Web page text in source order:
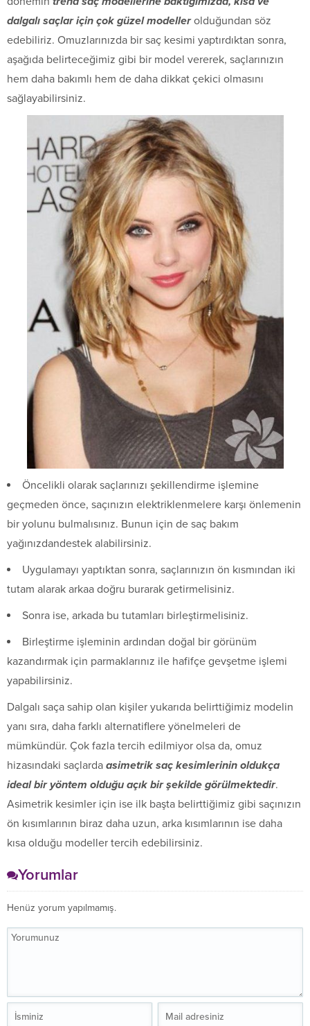
dalgalı saçlar için çok güzel modellerolduğundan söz
edebiliriz. Omuzlarınızda bir saç kesimi yaptırdıktan sonra,
aşağıda belirteceğimiz gibi bir model vererek, saçlarınızın
hem daha bakımlı hem de daha dikkat çekici olmasını
sağlayabilirsiniz.
Öncelikli olarak saçlarınızı şekillendirme işlemine
geçmeden önce, saçınızın elektriklenmelere karşı önlemenin
bir yolunu bulmalısınız. Bunun için de saç bakım
yağınızdandestek alabilirsiniz.
Uygulamayı yaptıktan sonra, saçlarınızın ön kısmından iki
tutam alarak arkaa doğru burarak getirmelisiniz.
Sonra ise, arkada bu tutamları birleştirmelisiniz.
Birleştirme işleminin ardından doğal bir görünüm
kazandırmak için parmaklarınız ile hafifçe gevşetme işlemi
yapabilirsiniz.
Dalgalı saça sahip olan kişiler yukarıda belirttiğimiz modelin
yanı sıra, daha farklı alternatiflere yönelmeleri de
mümkündür. Çok fazla tercih edilmiyor olsa da, omuz
hizasındaki saçlarda asimetrik saç kesimlerinin oldukça
ideal bir yöntem olduğu açık bir şekilde görülmektedir.
Asimetrik kesimler için ise ilk başta belirttiğimiz gibi saçınızın
ön kısımlarının biraz daha uzun, arka kısımlarının ise daha
kısa olduğu modeller tercih edebilirsiniz.
Yorumlar
Henüz yorum yapılmamış.